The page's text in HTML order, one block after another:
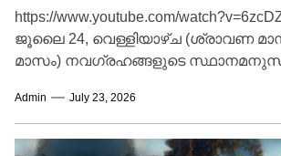
https://www.youtube.com/
ജൂലൈ 24, വെള്ളിയാഴ്ച (ശ്രാവണ
മാസം) നവഗ്രഹങ്ങളുടെ
രാശിക്കാർക്കും (അതുമായി ബന്ധപ്പെട്ട
ജന്മനക്ഷത്രങ്ങൾ ഉൾപ്പെടെ)...
Admin July 23, 2026